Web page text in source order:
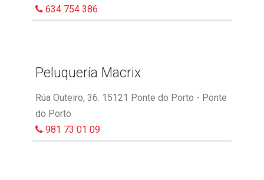
634 754 386
Peluquería Macrix
Rúa Outeiro, 36. 15121 Ponte do Porto - Ponte
do Porto
981 73 01 09